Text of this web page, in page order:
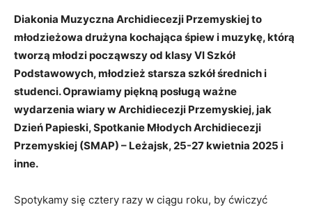
Diakonia Muzyczna Archidiecezji Przemyskiej to
młodzieżowa drużyna kochająca śpiew i muzykę, którą
tworzą młodzi począwszy od klasy VI Szkół
Podstawowych, młodzież starsza szkół średnich i
studenci. Oprawiamy piękną posługą ważne
wydarzenia wiary w Archidiecezji Przemyskiej, jak
Dzień Papieski, Spotkanie Młodych Archidiecezji
Przemyskiej (SMAP) – Leżajsk, 25-27 kwietnia 2025 i
inne.
Spotykamy się cztery razy w ciągu roku, by ćwiczyć